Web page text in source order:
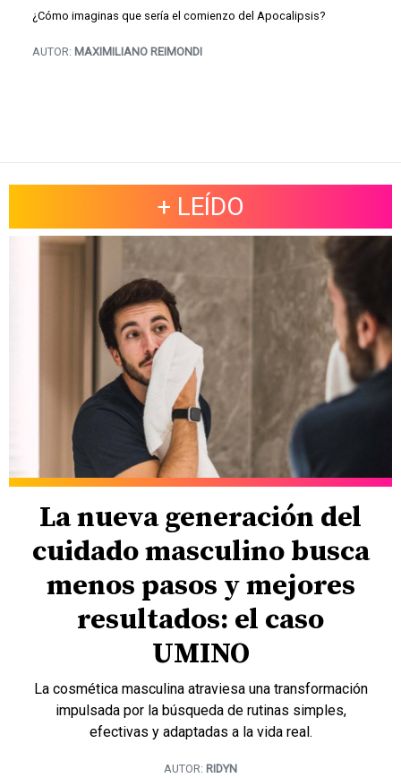
¿Cómo imaginas que sería el comienzo del Apocalipsis?
AUTOR: MAXIMILIANO REIMONDI
+ LEÍDO
La nueva generación del
cuidado masculino busca
menos pasos y mejores
resultados: el caso
UMINO
La cosmética masculina atraviesa una transformación
impulsada por la búsqueda de rutinas simples,
efectivas y adaptadas a la vida real.
AUTOR: RIDYN